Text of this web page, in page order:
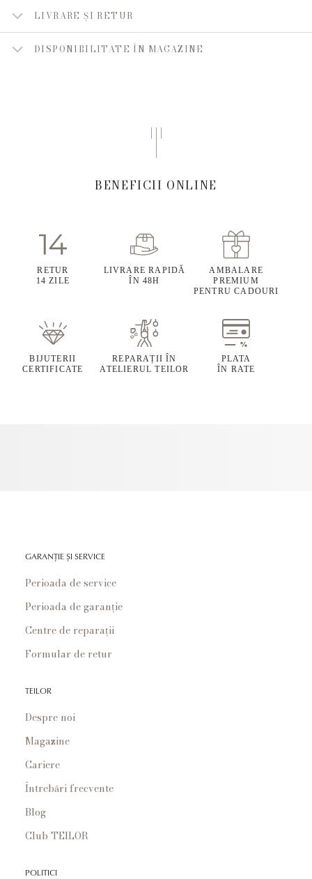
LIVRARE ȘI RETUR
DISPONIBILITATE ÎN MAGAZINE
BENEFICII ONLINE
RETUR
14 ZILE
LIVRARE RAPIDĂ
ÎN 48H
AMBALARE
PREMIUM
PENTRU CADOURI
BIJUTERII
CERTIFICATE
REPARAȚII ÎN
ATELIERUL TEILOR
PLATA
ÎN RATE
GARANȚIE ȘI SERVICE
Perioada de service
Perioada de garanție
Centre de reparații
Formular de retur
TEILOR
Despre noi
Magazine
Cariere
Întrebări frecvente
Blog
Club TEILOR
POLITICI